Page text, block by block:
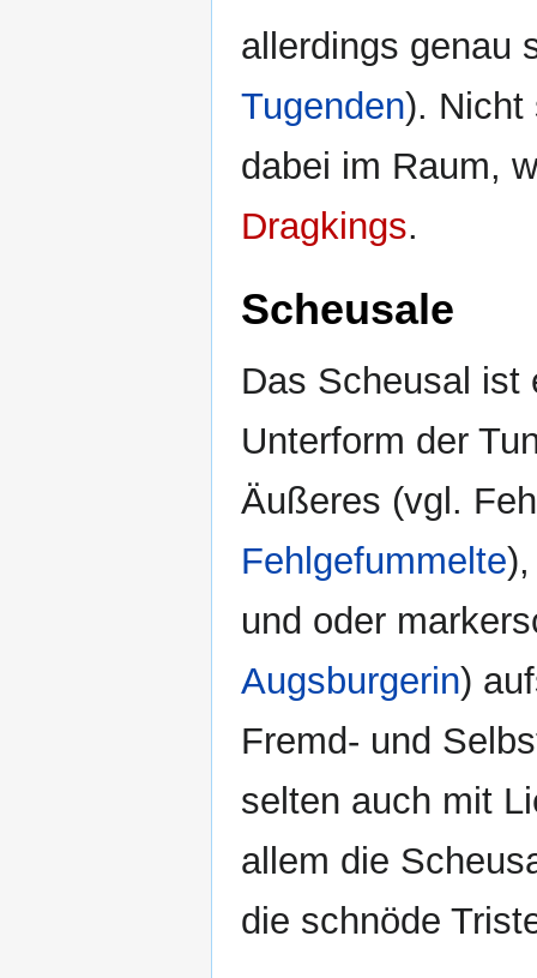
allerdings genau
Tugenden). Nicht
dabei im Raum,
Dragkings.
Scheusale
Das Scheusal ist
Unterform der
Äußeres (vgl.
Fehlgefummelte
und oder
Augsburgerin)
Fremd- und
selten auch mit
allem die
die schnöde